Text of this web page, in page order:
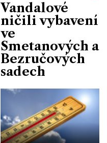
Vandalové
ničili vybavení
ve
Smetanových a
Bezručových
sadech